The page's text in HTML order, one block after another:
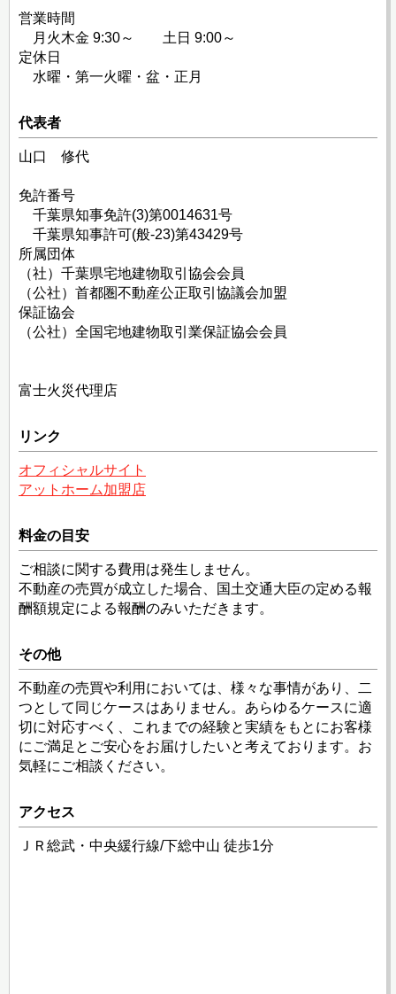
営業時間
月火木金 9:30～ 土日 9:00～
定休日
水曜・第一火曜・盆・正月
代表者
山口 修代
免許番号
千葉県知事免許(3)第0014631号
千葉県知事許可(般-23)第43429号
所属団体
（社）千葉県宅地建物取引協会会員
（公社）首都圏不動産公正取引協議会加盟
保証協会
（公社）全国宅地建物取引業保証協会会員
富士火災代理店
リンク
オフィシャルサイト
アットホーム加盟店
料金の目安
ご相談に関する費用は発生しません。
不動産の売買が成立した場合、国土交通大臣の定める報
酬額規定による報酬のみいただきます。
その他
不動産の売買や利用においては、様々な事情があり、二
つとして同じケースはありません。あらゆるケースに適
切に対応すべく、これまでの経験と実績をもとにお客様
にご満足とご安心をお届けしたいと考えております。お
気軽にご相談ください。
アクセス
ＪＲ総武・中央緩行線/下総中山 徒歩1分